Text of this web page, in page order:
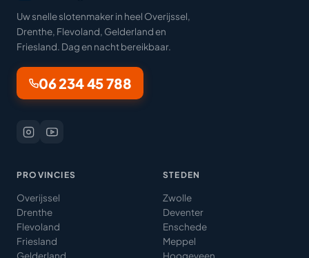
Uw snelle slotenmaker in heel Overijssel,
Drenthe, Flevoland, Gelderland en
Friesland. Dag en nacht bereikbaar.
06 234 45 788
PROVINCIES
Overijssel
Drenthe
Flevoland
Friesland
Gelderland
STEDEN
Zwolle
Deventer
Enschede
Meppel
Hoogeveen